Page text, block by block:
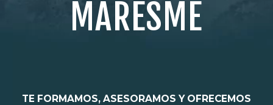
MARESME
TE FORMAMOS, ASESORAMOS Y OFRECEMOS